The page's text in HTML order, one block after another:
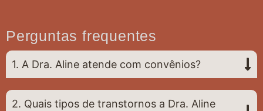
Perguntas frequentes
1. A Dra. Aline atende com convênios?
2. Quais tipos de transtornos a Dra. Aline